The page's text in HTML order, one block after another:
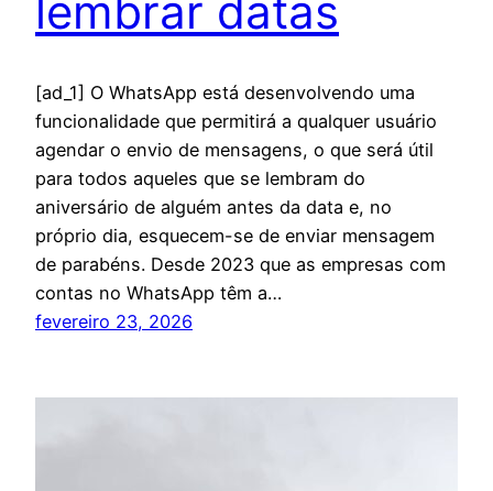
lembrar datas
[ad_1] O WhatsApp está desenvolvendo uma
funcionalidade que permitirá a qualquer usuário
agendar o envio de mensagens, o que será útil
para todos aqueles que se lembram do
aniversário de alguém antes da data e, no
próprio dia, esquecem-se de enviar mensagem
de parabéns. Desde 2023 que as empresas com
contas no WhatsApp têm a…
fevereiro 23, 2026